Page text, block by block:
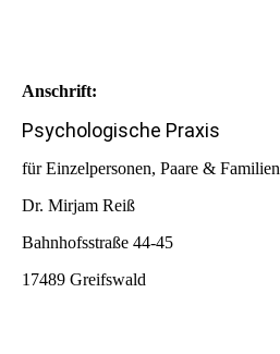
Anschrift:
Psychologische Praxis
für Einzelpersonen, Paare & Familien
Dr. Mirjam Reiß
Bahnhofsstraße 44-45
17489 Greifswald